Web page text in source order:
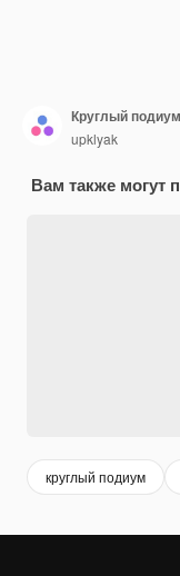
Круглый
upklyak
Вам также могут
круглый подиум